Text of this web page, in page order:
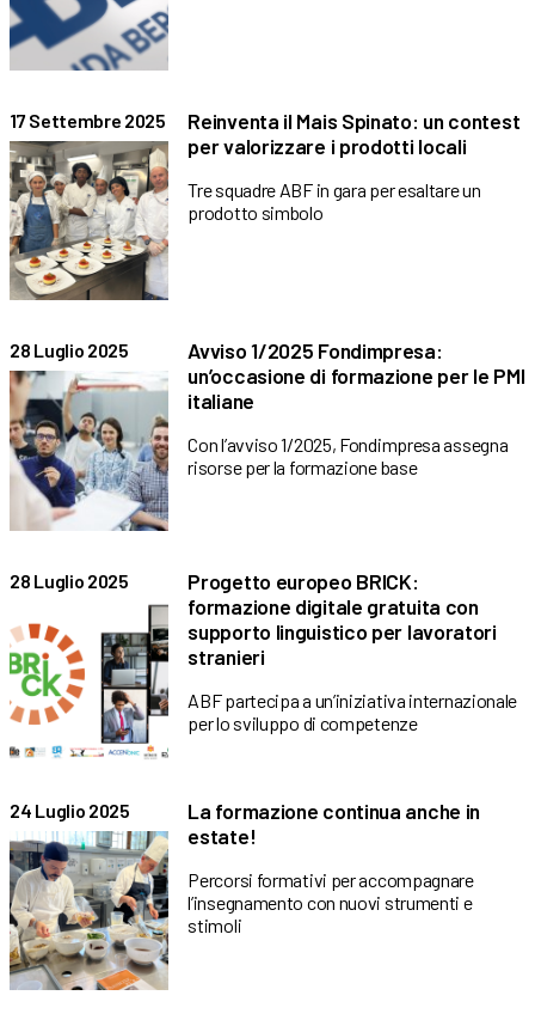
17 Settembre 2025
Reinventa il Mais Spinato: un contest
per valorizzare i prodotti locali
Tre squadre ABF in gara per esaltare un
prodotto simbolo
28 Luglio 2025
Avviso 1/2025 Fondimpresa:
un’occasione di formazione per le PMI
italiane
Con l’avviso 1/2025, Fondimpresa assegna
risorse per la formazione base
28 Luglio 2025
Progetto europeo BRICK:
formazione digitale gratuita con
supporto linguistico per lavoratori
stranieri
ABF partecipa a un’iniziativa internazionale
per lo sviluppo di competenze
24 Luglio 2025
La formazione continua anche in
estate!
Percorsi formativi per accompagnare
l’insegnamento con nuovi strumenti e
stimoli